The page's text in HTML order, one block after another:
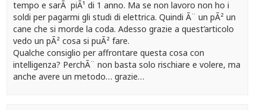
tempo e sarÃ piÃ¹ di 1 anno. Ma se non lavoro non ho i
soldi per pagarmi gli studi di elettrica. Quindi Ã¨ un pÃ² un
cane che si morde la coda. Adesso grazie a quest’articolo
vedo un pÃ² cosa si puÃ² fare.
Qualche consiglio per affrontare questa cosa con
intelligenza? PerchÃ¨ non basta solo rischiare e volere, ma
anche avere un metodo… grazie…